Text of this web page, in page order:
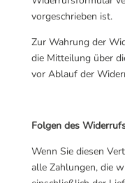
vorgeschrieben ist.
Zur Wahrung der
die Mitteilung über
vor Ablauf der
Folgen des
Wenn Sie diesen
alle Zahlungen, die